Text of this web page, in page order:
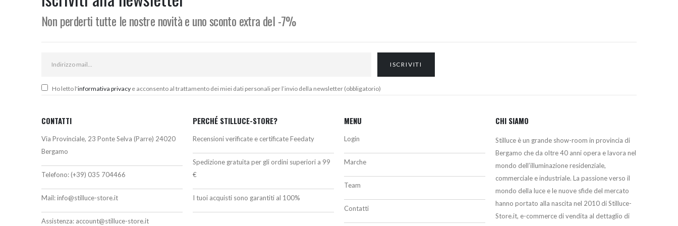
Non perderti tutte le nostre novità e uno sconto extra del -7%
Ho letto l'informativa privacy e acconsento al trattamento dei miei dati personali per l’invio della newsletter (obbligatorio)
CONTATTI
Via Provinciale, 23 Ponte Selva (Parre) 24020
Bergamo
Telefono: (+39) 035 704466
Mail:info@stilluce-store.it
Assistenza: account@stilluce-store.it
PERCHÉ STILLUCE-STORE?
Recensioni verificate e certificate Feedaty
Spedizione gratuita per gli ordini superiori a 99
€
I tuoi acquisti sono garantiti al 100%
MENU
Login
Marche
Team
Contatti
CHI SIAMO
Stilluce è un grande show-room in provincia di
Bergamo che da oltre 40 anni opera e lavora nel
mondo dell’illuminazione residenziale,
commerciale e industriale. La passione verso il
mondo della luce e le nuove sfide del mercato
hanno portato alla nascita nel 2010 di Stilluce-
Store.it, e-commerce di vendita al dettaglio di